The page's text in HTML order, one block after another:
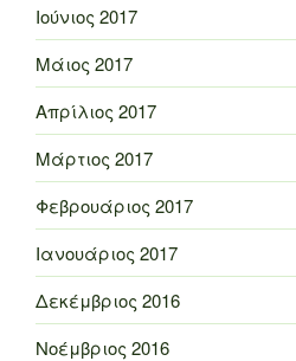
Ιούνιος 2017
Μάιος 2017
Απρίλιος 2017
Μάρτιος 2017
Φεβρουάριος 2017
Ιανουάριος 2017
Δεκέμβριος 2016
Νοέμβριος 2016